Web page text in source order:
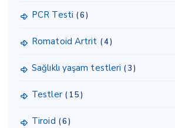
PCR Testi (6)
Romatoid Artrit (4)
Sağlıklı yaşam testleri (3)
Testler (15)
Tiroid (6)